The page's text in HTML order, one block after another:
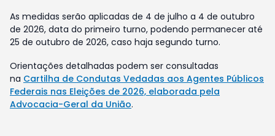
As medidas serão aplicadas de 4 de julho a 4 de outubro
de 2026, data do primeiro turno, podendo permanecer até
25 de outubro de 2026, caso haja segundo turno.
Orientações detalhadas podem ser consultadas
na Cartilha de Condutas Vedadas aos Agentes Públicos
Federais nas Eleições de 2026, elaborada pela
Advocacia-Geral da União.